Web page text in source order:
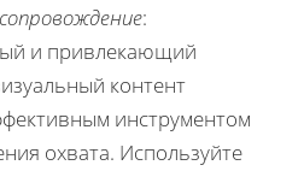
:
и привлекающий
контент
инструментом
охвата. Используйте